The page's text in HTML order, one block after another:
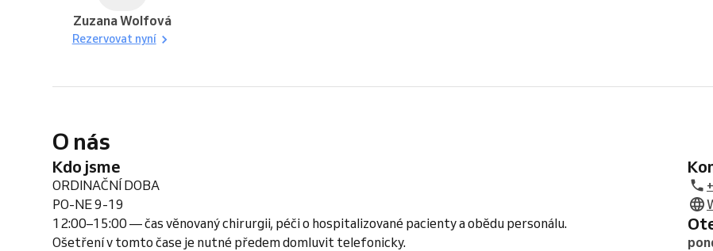
Zuzana Wolfová
Rezervovat nyní
O nás
Kdo jsme
ORDINAČNÍ DOBA
PO-NE 9-19
12:00–15:00 — čas věnovaný chirurgii, péči o hospitalizované pacienty a obědu personálu.
Ošetření v tomto čase je nutné předem domluvit telefonicky.